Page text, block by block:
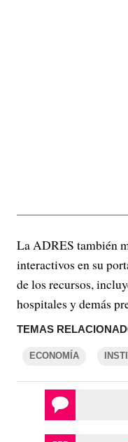
La ADRES también
interactivos en su
de los recursos,
hospitales y demás
TEMAS
ECONOMÍA